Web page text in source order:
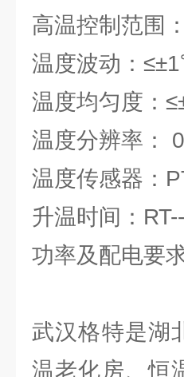
高温控制范围
温度波动：
温度均匀度：
温度分辨率：
温度传感器：
升温时间：
功率及配电要
武汉格特是湖
温老化房、恒